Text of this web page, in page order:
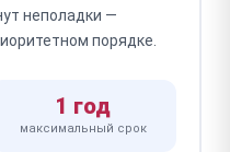
неполадки —
порядке.
1 год
максимальный срок